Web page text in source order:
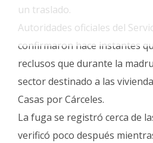
Familia
Clasificados
Fúnebres
un traslado.
Autoridades oficiales del
confirmaron hace instantes
reclusos que durante la
sector destinado a las
Casas por Cárceles.
La fuga se registró cerca de
verificó poco después